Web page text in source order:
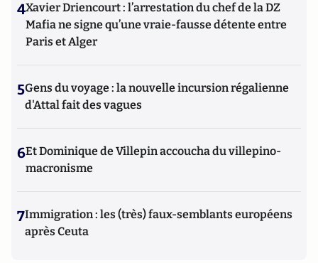
4Xavier Driencourt : l’arrestation du chef de la DZ
Mafia ne signe qu’une vraie-fausse détente entre
Paris et Alger
5Gens du voyage : la nouvelle incursion régalienne
d'Attal fait des vagues
6Et Dominique de Villepin accoucha du villepino-
macronisme
7Immigration : les (très) faux-semblants européens
après Ceuta